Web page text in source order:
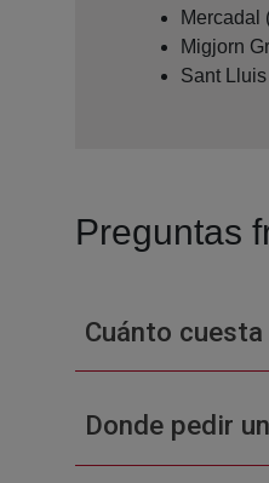
Mercadal
Migjorn
Sant Lluis
Preguntas
Cuánto
Donde pedir